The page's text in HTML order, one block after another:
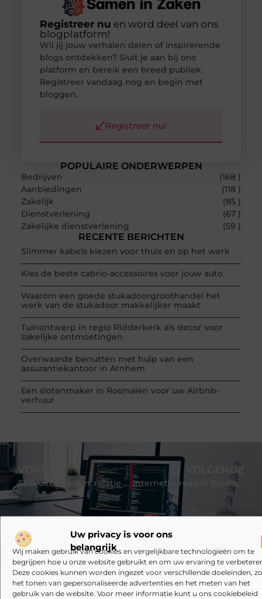
Uw privacy is voor ons
belangrijk
Wij maken gebruik van cookies en vergelijkbare technologieën om te
begrijpen hoe u onze website gebruikt en om uw ervaring te
Deze cookies kunnen worden ingezet voor verschillende doeleinden,
het tonen van gepersonaliseerde advertenties en het meten van het
gebruik van de website. Voor meer informatie kunt u ons cookiebeleid
POPULAIRE ONDERWERPEN
Bedrijven
(168 )
Aanbiedingen
(118 )
Zakelijk
(85 )
Dienstverlening
(67 )
Zakelijke dienstverlening
(59 )
RECENTE BERICHTEN
Slimmer kabels kiezen voor thuis en op het werk
Kies de beste cabrio-accessoires voor jouw auto
Waarom een goede stukadoorgroothandel het
werk van de stukadoor makkelijker maakt
Tuinontwerp in regio Ridderkerk als decor voor
zakelijke ontmoetingen
Overwaarde benutten met hulp van een
assurantiekantoor in Arnhem
Een slotenmaker in Rosmalen voor uw Airbnb-
verhuur
Registreer nu en word deel van ons
blogplatform!
Wil jij jouw verhalen delen of inspirerende
blogs ontdekken? Sluit je aan bij ons
platform en bereik een breed publiek.
Registreer vandaag nog en begin met
bloggen.
Registreer nu!
Heb je deze artikelen al doorgenomen?
SEO uitbesteden: relatie tussen communicatie, content en SEO
VOLGENDE
Internetbureau in Breda nodig?